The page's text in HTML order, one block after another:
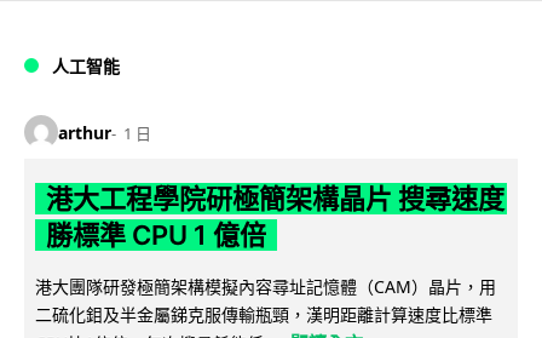
人工智能
arthur 1 日
港大工程學院研極簡架構晶片 搜尋速度
勝標準 CPU 1 億倍
港大團隊研發極簡架構模擬內容尋址記憶體（CAM）晶片，用
二硫化鉬及半金屬銻克服傳輸瓶頸，漢明距離計算速度比標準